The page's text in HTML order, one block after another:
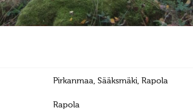
Pirkanmaa, Sääksmäki, Rapola
Rapola